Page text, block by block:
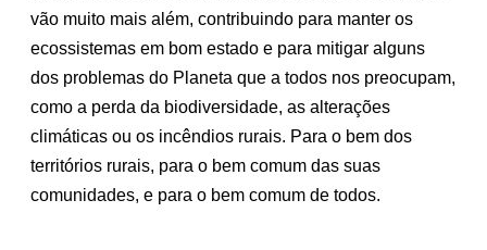
vão muito mais além, contribuindo para manter os
ecossistemas em bom estado e para mitigar alguns
dos problemas do Planeta que a todos nos preocupam,
como a perda da biodiversidade, as alterações
climáticas ou os incêndios rurais. Para o bem dos
territórios rurais, para o bem comum das suas
comunidades, e para o bem comum de todos.